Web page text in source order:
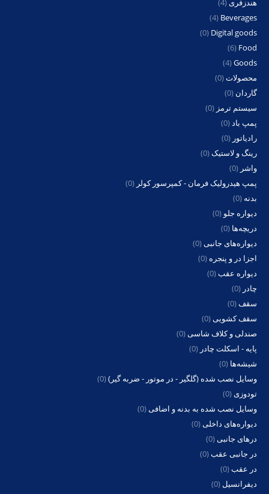
Beverages
(4)
Digital goods
Food
(6)
Goods
(4)
محصولات(0)
گاردان(0)
سیستم ترمز
پمپ باد (0)
رادیاتور (0)
رینگ و لاستیک
واشر (0)
پمپ هیدرولیک فرمان - کمپرسور کولر
بدنه
دیواره جلو
دریچه‌ها(0)
دیواره‌های جانبی
اجزا در و پنجره(0)
دیواره عقب(0)
چادر (0)
سقف(0)
سقف کشویی
صندلی و کلاف شاسی
پایه - اسکلت چادر (0)
شیشه‌ها(0)
وسایل نصب شده (گلگیر - در موتور - ضربه گیر)
تودوزی (0)
وسایل نصب شده به بدنه و اضافی
دیواره‌های داخلی
درهای جانبی(0)
در جانبی عقب(0)
در عقب
دیفرانسیل
موتوری(0)